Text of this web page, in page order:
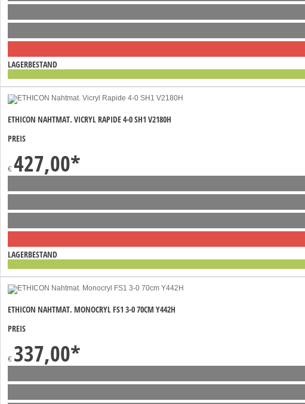
LAGERBESTAND
ETHICON NAHTMAT. VICRYL RAPIDE 4-0 SH1 V2180H
PREIS
€ 427,00*
LAGERBESTAND
ETHICON NAHTMAT. MONOCRYL FS1 3-0 70CM Y442H
PREIS
€ 337,00*